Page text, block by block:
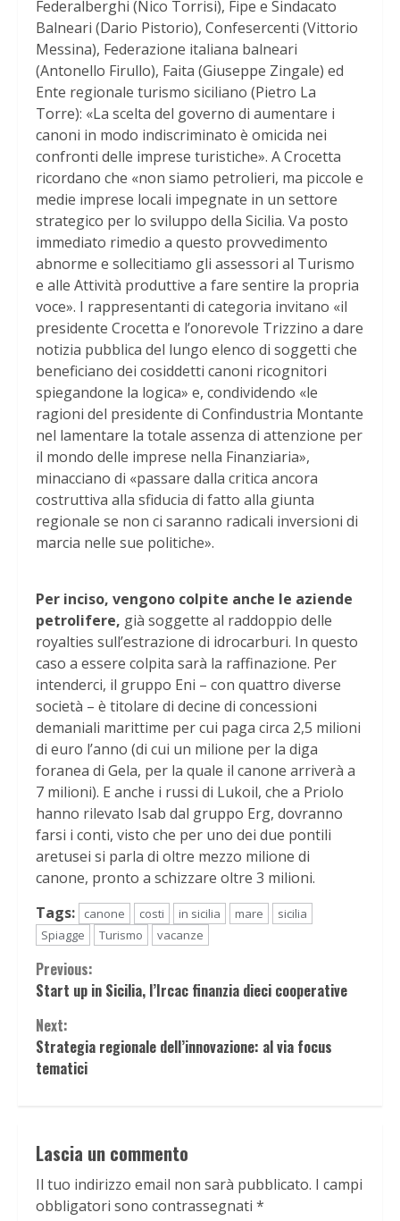
Federalberghi (Nico Torrisi), Fipe e Sindacato
Balneari (Dario Pistorio), Confesercenti (Vittorio
Messina), Federazione italiana balneari
(Antonello Firullo), Faita (Giuseppe Zingale) ed
Ente regionale turismo siciliano (Pietro La
Torre): «La scelta del governo di aumentare i
canoni in modo indiscriminato è omicida nei
confronti delle imprese turistiche». A Crocetta
ricordano che «non siamo petrolieri, ma piccole e
medie imprese locali impegnate in un settore
strategico per lo sviluppo della Sicilia. Va posto
immediato rimedio a questo provvedimento
abnorme e sollecitiamo gli assessori al Turismo
e alle Attività produttive a fare sentire la propria
voce». I rappresentanti di categoria invitano «il
presidente Crocetta e l’onorevole Trizzino a dare
notizia pubblica del lungo elenco di soggetti che
beneficiano dei cosiddetti canoni ricognitori
spiegandone la logica» e, condividendo «le
ragioni del presidente di Confindustria Montante
nel lamentare la totale assenza di attenzione per
il mondo delle imprese nella Finanziaria»,
minacciano di «passare dalla critica ancora
costruttiva alla sfiducia di fatto alla giunta
regionale se non ci saranno radicali inversioni di
marcia nelle sue politiche».
Per inciso, vengono colpite anche le aziende
petrolifere, già soggette al raddoppio delle
royalties sull’estrazione di idrocarburi. In questo
caso a essere colpita sarà la raffinazione. Per
intenderci, il gruppo Eni – con quattro diverse
società – è titolare di decine di concessioni
demaniali marittime per cui paga circa 2,5 milioni
di euro l’anno (di cui un milione per la diga
foranea di Gela, per la quale il canone arriverà a
7 milioni). E anche i russi di Lukoil, che a Priolo
hanno rilevato Isab dal gruppo Erg, dovranno
farsi i conti, visto che per uno dei due pontili
aretusei si parla di oltre mezzo milione di
canone, pronto a schizzare oltre 3 milioni.
Tags:
canone costi in sicilia mare
sicilia
Spiagge
Turismo vacanze
Continue
Reading
Previous:
Start up in Sicilia, l’Ircac finanzia dieci cooperative
Next:
Strategia regionale dell’innovazione: al via focus
tematici
Lascia un commento
Il tuo indirizzo email non sarà pubblicato. I campi
obbligatori sono contrassegnati *